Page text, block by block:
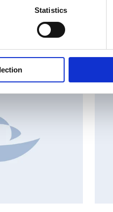
Statistics